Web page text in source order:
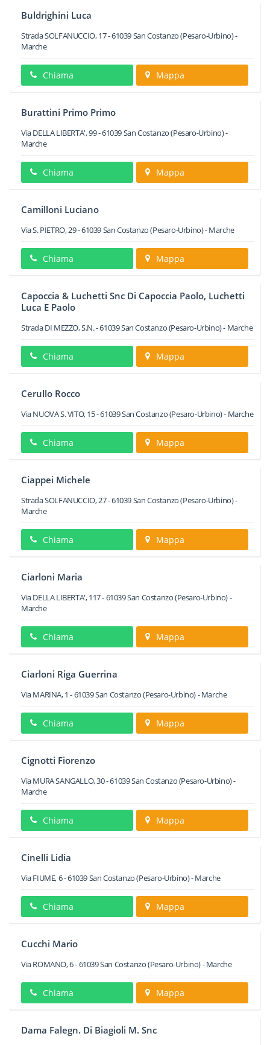
Buldrighini Luca
Strada SOLFANUCCIO, 17-61039San Costanzo(Pesaro-Urbino) -
Marche
Chiama Mappa
Burattini Primo Primo
Via DELLA LIBERTA', 99-61039San Costanzo(Pesaro-Urbino) -
Marche
Chiama Mappa
Camilloni Luciano
Via S. PIETRO, 29-61039San Costanzo(Pesaro-Urbino) -Marche
Chiama Mappa
Capoccia & Luchetti Snc Di Capoccia Paolo, Luchetti
Luca E Paolo
Strada DI MEZZO, S.N.-61039San Costanzo(Pesaro-Urbino) - Marche
Chiama Mappa
Cerullo Rocco
Via NUOVA S. VITO, 15-61039San Costanzo(Pesaro-Urbino) - Marche
Chiama Mappa
Ciappei Michele
Strada SOLFANUCCIO, 27-61039San Costanzo(Pesaro-Urbino) -
Marche
Chiama Mappa
Ciarloni Maria
Via DELLA LIBERTA', 117-61039San Costanzo(Pesaro-Urbino) -
Marche
Chiama Mappa
Ciarloni Riga Guerrina
Via MARINA, 1 -61039San Costanzo(Pesaro-Urbino) -Marche
Chiama Mappa
Cignotti Fiorenzo
Via MURA SANGALLO, 30-61039San Costanzo(Pesaro-Urbino) -
Marche
Chiama Mappa
Cinelli Lidia
Via FIUME, 6-61039San Costanzo(Pesaro-Urbino) -Marche
Chiama Mappa
Cucchi Mario
Via ROMANO, 6-61039San Costanzo(Pesaro-Urbino) -Marche
Chiama Mappa
Dama Falegn. Di Biagioli M. Snc